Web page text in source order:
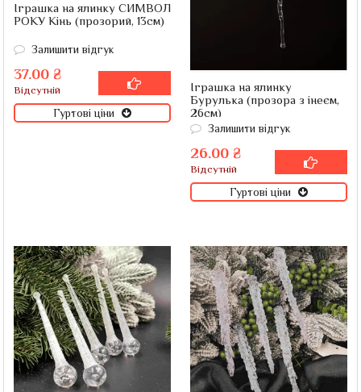
Іграшка на ялинку СИМВОЛ
РОКУ Кінь (прозорий, 13см)
Залишити відгук
37.00 ₴
Відсутній
Гуртові ціни
Іграшка на ялинку
Бурулька (прозора з інеєм,
26см)
Залишити відгук
26.00 ₴
Відсутній
Гуртові ціни